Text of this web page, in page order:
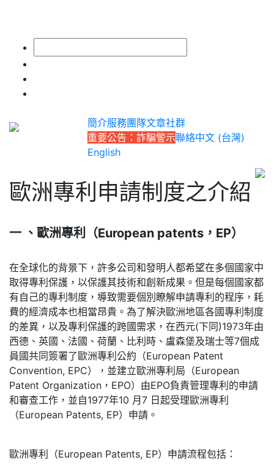
簡介服務團隊文章社群
重要公告：詐騙警示聯絡中文 (台灣)
English
歐洲專利申請制度之介紹
一 、歐洲專利（European patents ， EP）
在全球化的背景下，許多公司和發明人都希望在多個國家中
取得專利保護，以保護其技術和創新成果。但是每個國家都
有自己的專利制度，導致需要個別瞭解申請專利的程序，耗
費的經濟成本也相當昂貴。為了解決歐洲地區各國專利制度
的差異，以及專利保護的跨國需求，在西元(下同)1973年由
西德、英國、法國、荷蘭、比利時、盧森堡及瑞士等7個成
員國共同簽署了歐洲專利公約（European Patent
Convention, EPC），並建立歐洲專利局（European
Patent Organization，EPO）由EPO負責管理專利的申請
和審查工作，並自1977年10 月7 日起受理歐洲專利
（European Patents, EP）申請。
歐洲專利（European Patents, EP）申請流程包括：